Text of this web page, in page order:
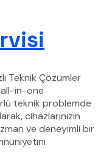
Teknik Çözümler
in-one
teknik problemde
cihazlarınızın
ve deneyimli bir